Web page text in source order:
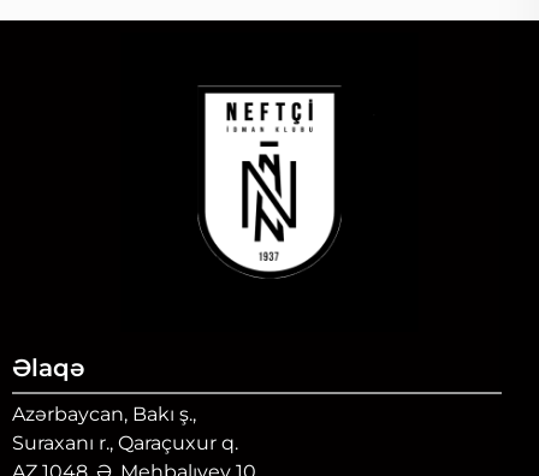
Əlaqə
Azərbaycan, Bakı ş.,
Suraxanı r., Qaraçuxur q.
AZ 1048, Ə. Mehbalıyev 10